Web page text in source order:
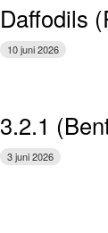
Daffodils
10 juni 2026
3.2.1
3 juni 2026